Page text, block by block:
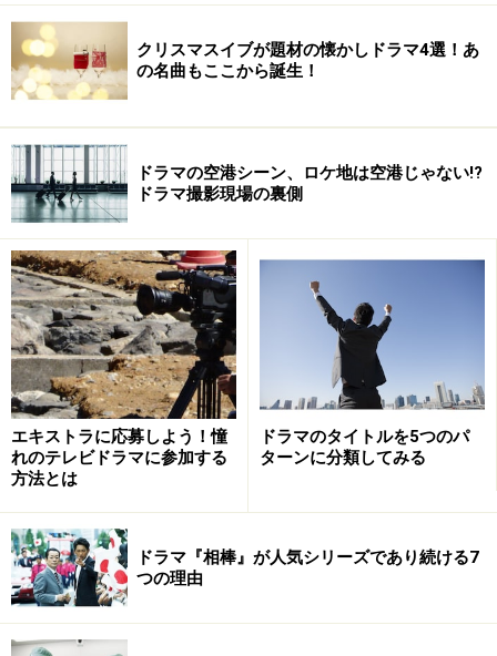
クリスマスイブが題材の懐かしドラマ4選！あ
の名曲もここから誕生！
ドラマの空港シーン、ロケ地は空港じゃない!?
ドラマ撮影現場の裏側
エキストラに応募しよう！憧
れのテレビドラマに参加する
方法とは
ドラマのタイトルを5つのパ
ターンに分類してみる
ドラマ『相棒』が人気シリーズであり続ける7
つの理由